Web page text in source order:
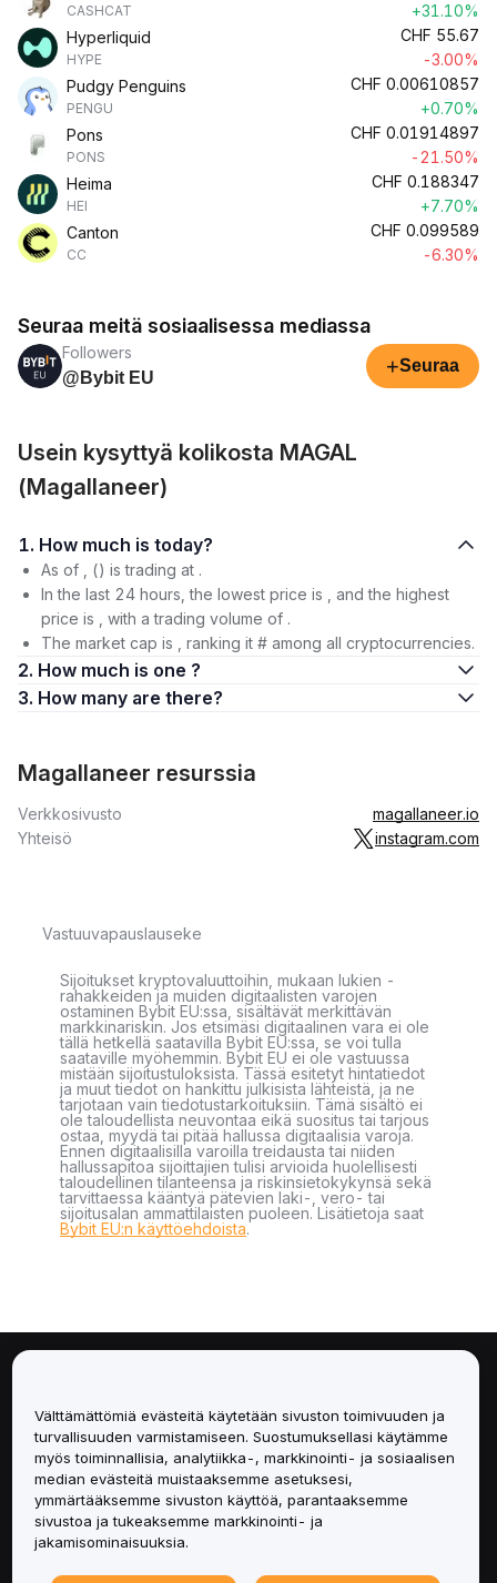
CASHCAT
+31.10%
Hyperliquid
HYPE
CHF 55.67
-3.00%
Pudgy Penguins
PENGU
CHF 0.00610857
+0.70%
Pons
PONS
CHF 0.01914897
-21.50%
Heima
HEI
CHF 0.188347
+7.70%
Canton
CC
CHF 0.099589
-6.30%
Seuraa meitä sosiaalisessa mediassa
Followers
@Bybit EU
+Seuraa
Usein kysyttyä kolikosta MAGAL
(Magallaneer)
1. How much is today?
As of , () is trading at .
In the last 24 hours, the lowest price is , and the highest
price is , with a trading volume of .
The market cap is , ranking it # among all cryptocurrencies.
2. How much is one ?
3. How many are there?
Magallaneer resurssia
Verkkosivusto
magallaneer.io
Yhteisö
instagram.com
Vastuuvapauslauseke
Sijoitukset kryptovaluuttoihin, mukaan lukien -
rahakkeiden ja muiden digitaalisten varojen
ostaminen Bybit EU:ssa, sisältävät merkittävän
markkinariskin. Jos etsimäsi digitaalinen vara ei ole
tällä hetkellä saatavilla Bybit EU:ssa, se voi tulla
saataville myöhemmin. Bybit EU ei ole vastuussa
mistään sijoitustuloksista. Tässä esitetyt hintatiedot
ja muut tiedot on hankittu julkisista lähteistä, ja ne
tarjotaan vain tiedotustarkoituksiin. Tämä sisältö ei
ole taloudellista neuvontaa eikä suositus tai tarjous
ostaa, myydä tai pitää hallussa digitaalisia varoja.
Ennen digitaalisilla varoilla treidausta tai niiden
hallussapitoa sijoittajien tulisi arvioida huolellisesti
taloudellinen tilanteensa ja riskinsietokykynsä sekä
tarvittaessa kääntyä pätevien laki-, vero- tai
sijoitusalan ammattilaisten puoleen. Lisätietoja saat
Bybit EU:n käyttöehdoista.
Palvelut
Tuki
Tuotteet
Välttämättömiä evästeitä käytetään sivuston toimivuuden ja
turvallisuuden varmistamiseen. Suostumuksellasi käytämme
myös toiminnallisia, analytiikka-, markkinointi- ja sosiaalisen
median evästeitä muistaaksemme asetuksesi,
ymmärtääksemme sivuston käyttöä, parantaaksemme
sivustoa ja tukeaksemme markkinointi- ja
jakamisominaisuuksia.